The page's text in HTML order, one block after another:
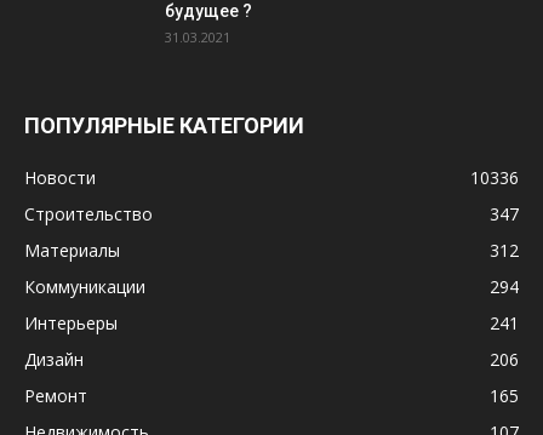
будущее ?
31.03.2021
ПОПУЛЯРНЫЕ КАТЕГОРИИ
Новости
10336
Строительство
347
Материалы
312
Коммуникации
294
Интерьеры
241
Дизайн
206
Ремонт
165